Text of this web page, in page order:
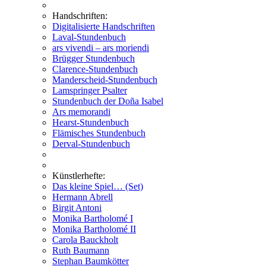
Handschriften:
Digitalisierte Handschriften
Laval-Stundenbuch
ars vivendi – ars moriendi
Brügger Stundenbuch
Clarence-Stundenbuch
Manderscheid-Stundenbuch
Lamspringer Psalter
Stundenbuch der Doña Isabel
Ars memorandi
Hearst-Stundenbuch
Flämisches Stundenbuch
Derval-Stundenbuch
Künstlerhefte:
Das kleine Spiel… (Set)
Hermann Abrell
Birgit Antoni
Monika Bartholomé I
Monika Bartholomé II
Carola Bauckholt
Ruth Baumann
Stephan Baumkötter